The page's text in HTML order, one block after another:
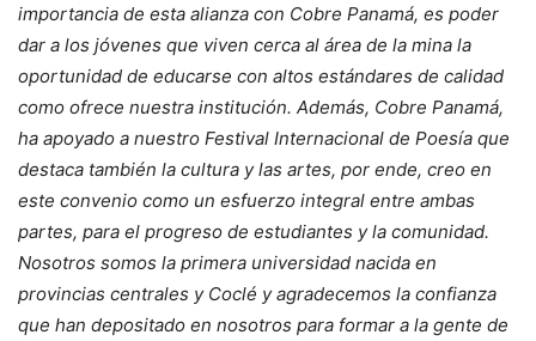
importancia de esta alianza con Cobre Panamá, es poder
dar a los jóvenes que viven cerca al área de la mina la
oportunidad de educarse con altos estándares de calidad
como ofrece nuestra institución. Además, Cobre Panamá,
ha apoyado a nuestro Festival Internacional de Poesía que
destaca también la cultura y las artes, por ende, creo en
este convenio como un esfuerzo integral entre ambas
partes, para el progreso de estudiantes y la comunidad.
Nosotros somos la primera universidad nacida en
provincias centrales y Coclé y agradecemos la confianza
que han depositado en nosotros para formar a la gente de